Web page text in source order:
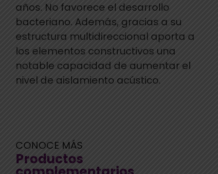
años. No favorece el desarrollo
bacteriano. Además, gracias a su
estructura multidireccional aporta a
los elementos constructivos una
notable capacidad de aumentar el
nivel de aislamiento acústico.
CONOCE MÁS
Productos